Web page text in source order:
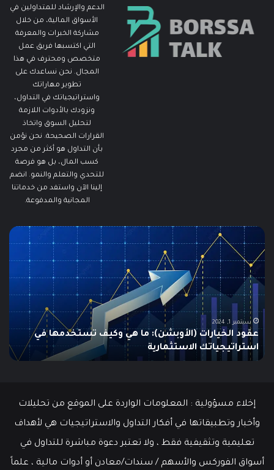
الدعم والإرشاد للمتداولين في
الأسواق المالية، من خلال
مشاركة الخبرات والمعرفة
التي اكتسبها فريق عمل
متخصص ومحترف في هذا
المجال. نحن نساعدك على
تطوير مهاراتك
واستراتيجياتك في التداول،
ونزودك بالأدوات اللازمة
لتحليل السوق واتخاذ
القرارات الصحيحة. نحن نؤمن
بأن التداول هو أكثر من مجرد
كسب المال، بل هو فرصة
للتحدي والتعلم والنمو. انضم
إلينا الآن واستفد من خدماتنا
المجانية والمدفوعة.
ما
هو
الـ
Swing
دليلك
الشامل
للمبتدئين
يونيو 10, 2025
ما هو الـ Swing Trading؟ دليلك الشامل للمبتدئين
إخلاء مسؤولية : المعلومات الواردة على الموقع من تحليلات
وأخبار وتطبيقاتها في أفكار التداول والاستراتيجيات هي لأهداف
تعليمية وتثقيفية فقط ، ولا تعتبر دعوة مباشرة للتداول في
أسواق الفوركس والأسهم / سندات/معادن أو أدوات مالية ، علماً